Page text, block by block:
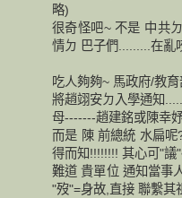
略)
很奇怪吧~ 不是 中共
情ㄉ 巴子們.........在亂
吃人夠夠~ 馬政府/教
將趙翊安ㄉ入學通知
母-------趙建銘或陳幸
而是 陳 前總統 水扁
得而知!!!!!!!! 其心可"議
難道 貴單位 通知當事
"歿"=身故,直接 聯繫其